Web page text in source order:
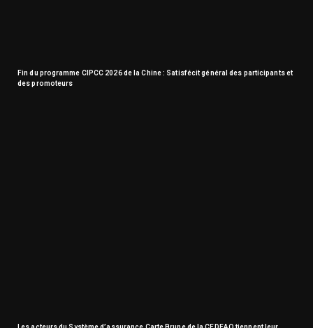
Fin du programme CIPCC 2026 de la Chine : Satisfécit général des participants et
des promoteurs